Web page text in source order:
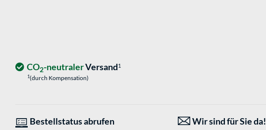
CO2-neutralerVersand1
1(durch Kompensation)
Bestellstatus abrufen Wir sind für Sie da!